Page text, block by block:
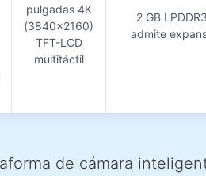
pulgadas 4K
(3840×2160)
TFT-LCD
multitáctil
2 GB
admite
de cámara